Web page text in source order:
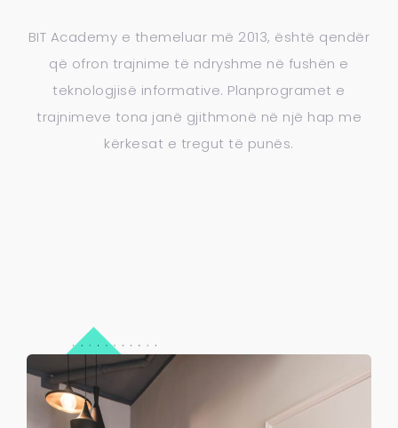
BIT Academy e themeluar më 2013, është qendër
që ofron trajnime të ndryshme në fushën e
teknologjisë informative. Planprogramet e
trajnimeve tona janë gjithmonë në një hap me
kërkesat e tregut të punës.